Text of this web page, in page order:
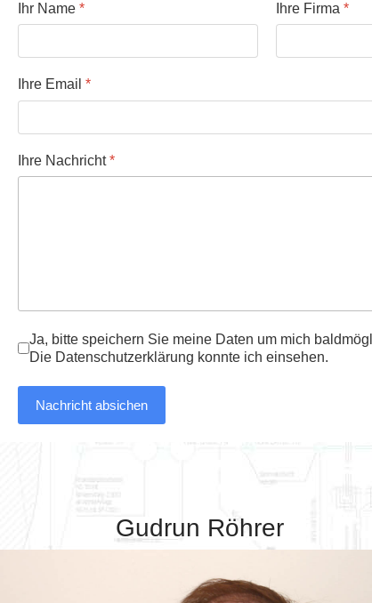
Ihr Name * Ihre Firma *
Ihre Email *
Ihre Nachricht*
Ja, bitte speichern Sie meine Daten um mich
Die Datenschutzerklärung konnte ich einsehen.
Nachricht absichen
Gudrun Röhrer